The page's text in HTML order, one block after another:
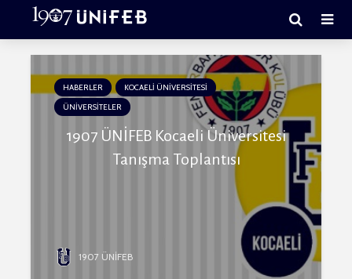
HABERLER
KOCAELİ ÜNİVERSİTESİ
ÜNİVERSİTELER
1907 ÜNİFEB Kocaeli Üniversitesi
Tanışma Toplantısı
1907 ÜNİFEB